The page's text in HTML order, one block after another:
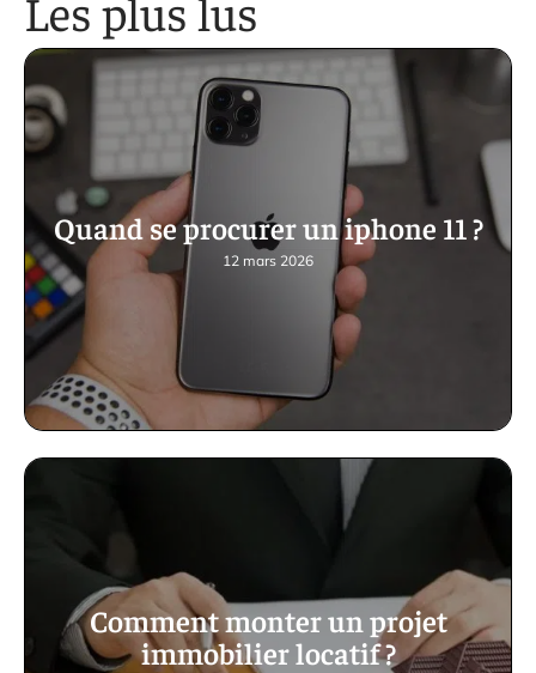
Quand se procurer un iphone 11 ?
12 mars 2026
Comment monter un projet
immobilier locatif ?